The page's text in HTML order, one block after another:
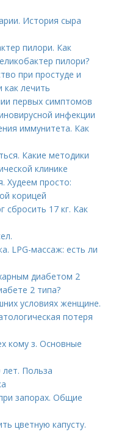
История сыра
пилори. Как
пилори?
при простуде и
лечить
первых симптомов
инфекции
иммунитета. Как
Какие методики
клинике
Худеем просто:
корицей
17 кг. Как
LPG-массаж: есть ли
диабетом 2
2 типа?
условиях женщине.
потеря
кому з. Основные
Польза
запорах. Общие
цветную капусту.